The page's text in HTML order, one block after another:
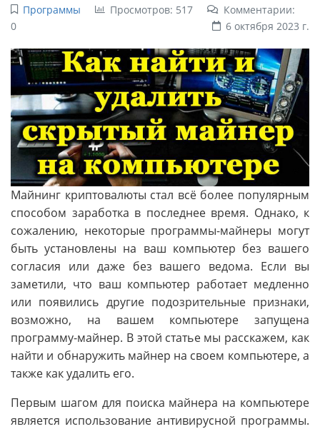
Программы Просмотров: 517
Комментарии:
0
6 октября 2023 г.
Майнинг криптовалюты стал всё более популярным
способом заработка в последнее время. Однако, к
сожалению, некоторые программы-майнеры могут
быть установлены на ваш компьютер без вашего
согласия или даже без вашего ведома. Если вы
заметили, что ваш компьютер работает медленно
или появились другие подозрительные признаки,
возможно, на вашем компьютере запущена
программу-майнер. В этой статье мы расскажем, как
найти и обнаружить майнер на своем компьютере, а
также как удалить его.
Первым шагом для поиска майнера на компьютере
является использование антивирусной программы.